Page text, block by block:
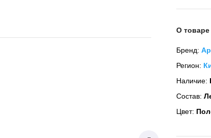
О товаре
Бренд:
Регион:
Наличие:
Состав:
Цвет: